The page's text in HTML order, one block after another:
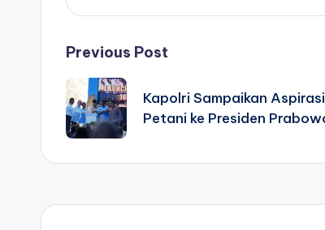
Post
navigation
Previous Post
Kapolri Sampaikan Aspirasi
Petani ke Presiden